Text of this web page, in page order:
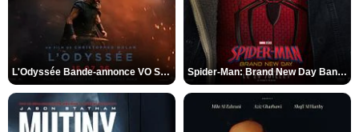
L'Odyssée Bande-annonce VO STFR Spider-Man: Brand New Day Bande-annonce VO STFR